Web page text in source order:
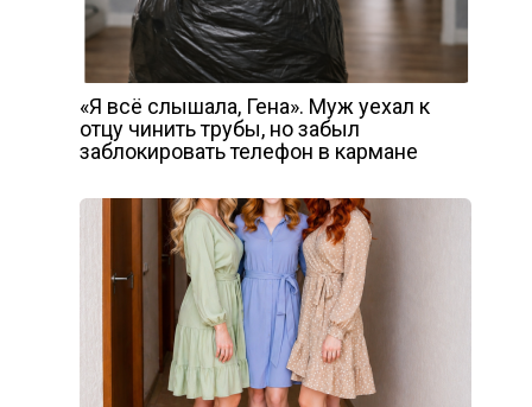
«Я всё слышала, Гена». Муж уехал к
отцу чинить трубы, но забыл
заблокировать телефон в кармане